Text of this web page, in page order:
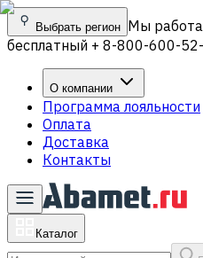
Выбрать регион Мы
бесплатный + 8-800-600-
О компании
Программа лояльности
Оплата
Доставка
Контакты
Каталог